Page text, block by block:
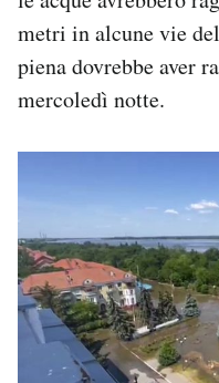
metri in alcune vie
piena dovrebbe aver
mercoledì notte.